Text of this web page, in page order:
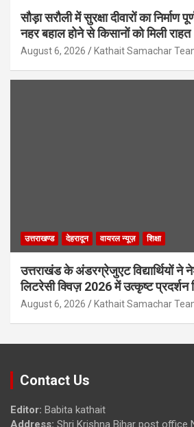
सौड़ा सरौली में सुरक्षा दीवारों का निर्माण
नहर बहाल होने से किसानों को मिली राहत
August 6, 2026 Kathait Samachar
उत्तराखण्ड देहरादून वायरल न्यूज़ शिक्षा
उत्तराखंड के अंडरग्रेजुएट विद्यार्थियों
लिटरेसी क्विज़ 2026 में उत्कृष्ट प्रदर्शन
August 6, 2026 Kathait Samachar
Contact Us
Editor: Babita kathait
Address: Shri Krishna Bihar post office